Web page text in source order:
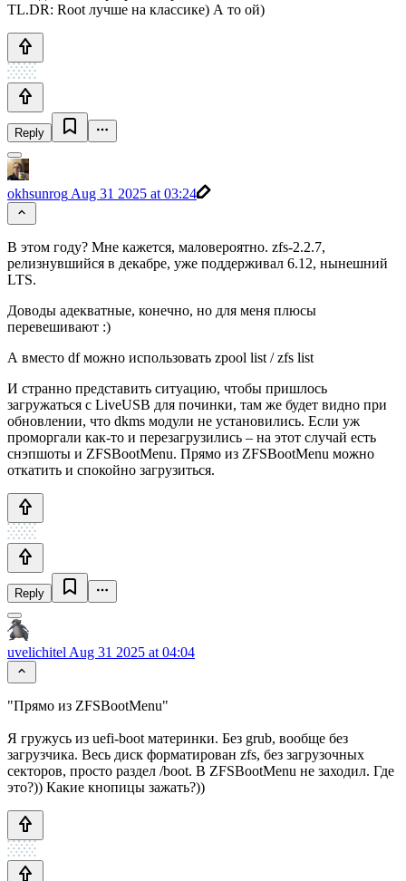
TL.DR: Root лучше на классике) А то ой)
Reply
okhsunrog Aug 31 2025 at 03:24
В этом году? Мне кажется, маловероятно. zfs-2.2.7,
релизнувшийся в декабре, уже поддерживал 6.12, нынешний
LTS.
Доводы адекватные, конечно, но для меня плюсы
перевешивают :)
А вместо df можно использовать zpool list / zfs list
И странно представить ситуацию, чтобы пришлось
загружаться с LiveUSB для починки, там же будет видно при
обновлении, что dkms модули не установились. Если уж
проморгали как-то и перезагрузились – на этот случай есть
снэпшоты и ZFSBootMenu. Прямо из ZFSBootMenu можно
откатить и спокойно загрузиться.
Reply
uvelichitel Aug 31 2025 at 04:04
"Прямо из ZFSBootMenu"
Я гружусь из uefi-boot материнки. Без grub, вообще без
загрузчика. Весь диск форматирован zfs, без загрузочных
секторов, просто раздел /boot. В ZFSBootMenu не заходил. Где
это?)) Какие кнопицы зажать?))